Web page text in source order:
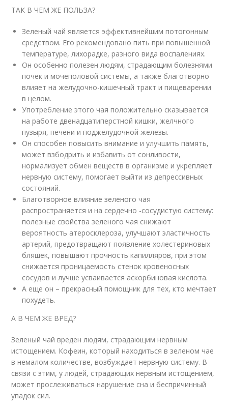
ТАК В ЧЕМ ЖЕ ПОЛЬЗА?
Зеленый чай является эффективнейшим потогонным
средством. Его рекомендовано пить при повышенной
температуре, лихорадке, разного вида воспалениях.
Он особенно полезен людям, страдающим болезнями
почек и мочеполовой системы, а также благотворно
влияет на желудочно-кишечный тракт и пищеварении
в целом.
Употребление этого чая положительно сказывается
на работе двенадцатиперстной кишки, желчного
пузыря, печени и поджелудочной железы.
Он способен повысить внимание и улучшить память,
может взбодрить и избавить от сонливости,
нормализует обмен веществ в организме и укрепляет
нервную систему, помогает выйти из депрессивных
состояний.
Благотворное влияние зеленого чая
распространяется и на сердечно -сосудистую систему:
полезные свойства зеленого чая снижают
вероятность атеросклероза, улучшают эластичность
артерий, предотвращают появление холестериновых
бляшек, повышают прочность капилляров, при этом
снижается проницаемость стенок кровеносных
сосудов и лучше усваивается аскорбиновая кислота.
А еще он – прекрасный помощник для тех, кто мечтает
похудеть.
A В ЧЕМ ЖЕ ВРЕД?
Зеленый чай вреден людям, страдающим нервным
истощением. Кофеин, который находиться в зеленом чае
в немалом количестве, возбуждает нервную систему. В
связи с этим, у людей, страдающих нервным истощением,
может прослеживаться нарушение сна и беспричинный
упадок сил.